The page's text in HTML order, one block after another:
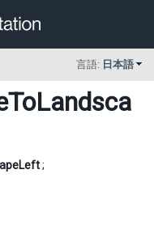
言語: 日本語
;